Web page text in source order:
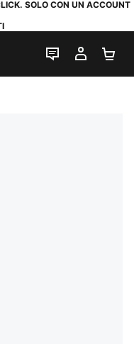
SOLO CON UN ACCOUNT
CHAT IL MIO